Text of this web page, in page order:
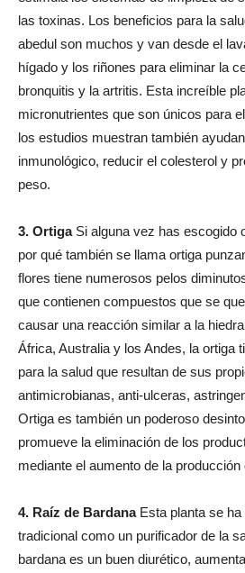
las toxinas. Los beneficios para la
abedul son muchos y van desde el
hígado y los riñones para eliminar la
bronquitis y la artritis. Esta increíble
micronutrientes que son únicos para
los estudios muestran también
inmunológico, reducir el colesterol y
peso.
3. Ortiga Si alguna vez has escogido
por qué también se llama ortiga
flores tiene numerosos pelos
que contienen compuestos que se
causar una reacción similar a la
África, Australia y los Andes, la ortiga
para la salud que resultan de sus
antimicrobianas, anti-ulceras,
Ortiga es también un poderoso
promueve la eliminación de los
mediante el aumento de la producción
4. Raíz de Bardana Esta planta se
tradicional como un purificador de la
bardana es un buen diurético,